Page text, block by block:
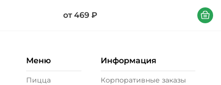
горчицы), соус терияки, салат айсберг,
соус кисло-сладкий, соус соевый, соус
от 469 ₽ В
Меню
Пицца
Информация
Корпоративные заказы